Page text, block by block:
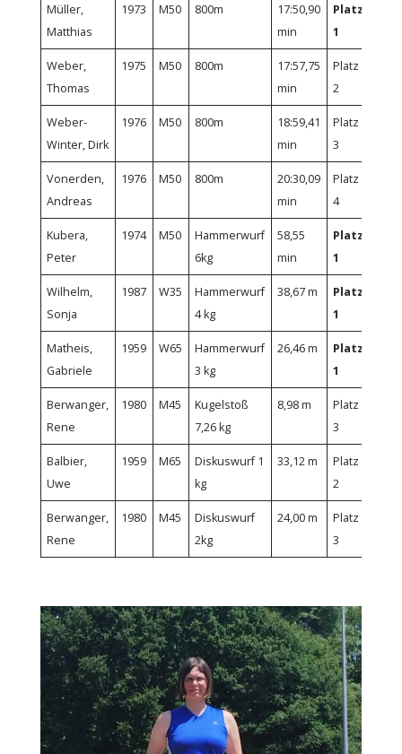
Müller,
Matthias
1973 M50 800m
17:50,90
min
Platz
1
Weber,
Thomas
1975 M50 800m
17:57,75
min
Platz
2
Weber-
Winter, Dirk
1976 M50 800m
18:59,41
min
Platz
3
Vonerden,
Andreas
1976 M50 800m
20:30,09
min
Platz
4
Kubera,
Peter
1974 M50
Hammerwurf
6kg
58,55
min
Platz
1
Wilhelm,
Sonja
1987 W35
Hammerwurf
4 kg
38,67 m
Platz
1
Matheis,
Gabriele
1959 W65
Hammerwurf
3 kg
26,46 m
Platz
1
Berwanger,
Rene
1980 M45
Kugelstoß
7,26 kg
8,98 m
Platz
3
Balbier,
Uwe
1959 M65
Diskuswurf 1
kg
33,12 m
Platz
2
Berwanger,
Rene
1980 M45
Diskuswurf
2kg
24,00 m
Platz
3